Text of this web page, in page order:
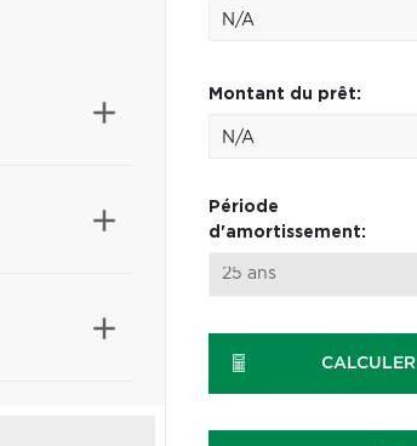
Montant du prêt:
Période
d'amortissement:
CALCULER